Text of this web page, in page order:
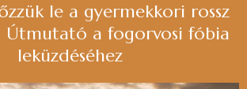
le a gyermekkori rossz
Útmutató a fogorvosi fóbia
leküzdéséhez